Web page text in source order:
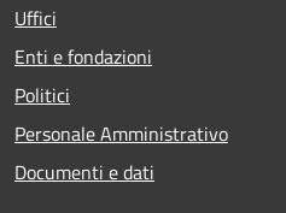
Uffici
Enti e fondazioni
Politici
Personale Amministrativo
Documenti e dati